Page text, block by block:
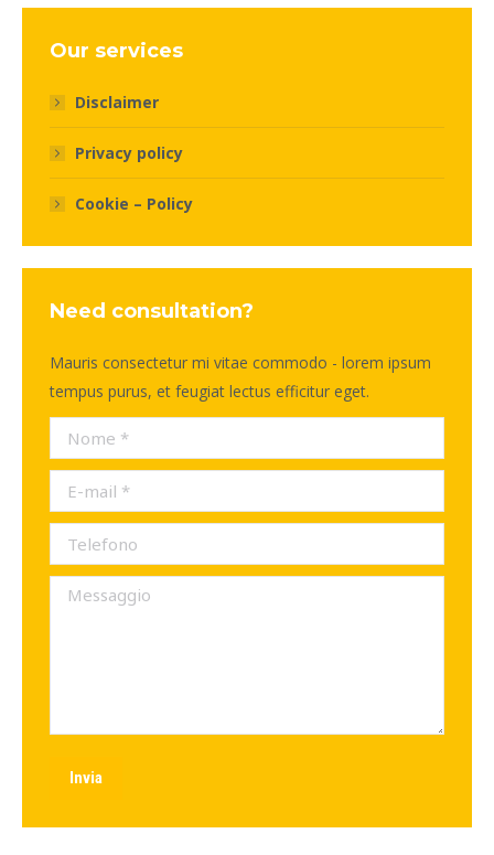
Our services
Disclaimer
Privacy policy
Cookie – Policy
Need consultation?
Mauris consectetur mi vitae commodo - lorem ipsum
tempus purus, et feugiat lectus efficitur eget.
Nome *
E-mail *
Telefono
Messaggio
Invia